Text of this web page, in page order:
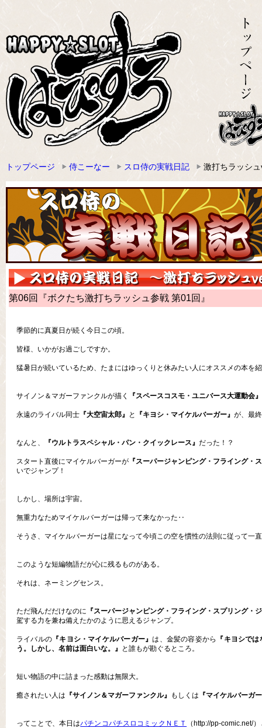
トップページ 侍こーなー スロ侍の実戦日記 激打ちラッシ
第06回『ボクたち激打ちラッシュ参戦 第01回』
季節的に真夏日が続く今日この頃。
皆様、いかがお過ごしですか。
猛暑日が続いているため、たまにはゆっくりと休みたい人にオススメの本を
サイノン＆マガーファンクルが描く 『スペースコスモ・ユニバース大運動会』
永遠のライバル同士 『大空宙太郎』 と 『キヨシ・マイケルバーガー』 が、最
なんと、 『ウルトラスペシャル・パン・クイックレース』 だった！？
スタート直後にマイケルバーガーが 『スーパージャンピング・フライング・
いでジャンプ！
しかし、場所は宇宙。
無重力なためマイケルバーガーは帰って来なかった‥
そうさ、マイケルバーガーは星になって今頃この空を慣性の法則に従って一
このような短編物語だが心に残るものがある。
それは、ネーミングセンス。
ただ飛んだだけなのに 『スーパージャンピング・フライング・スプリング・
駕する力を兼ね備えたかのように思えるジャンプ。
ライバルの 『キヨシ・マイケルバーガー』は、金髪の容姿から
『キヨシで
う。しかし、名前は面白いな。』 と誰もが勘ぐるところ。
短い物語の中に詰まった感動は無限大。
癒されたい人は 『サイノン＆マガーファンクル』 もしくは 『マイケルバーガ
ってことで、本日はパチンコパチスロコミックＮＥＴ
（http://pp-comic.net/